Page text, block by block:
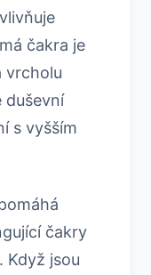
čakra je
vrcholu
duševní
s vyšším
čakry
Když jsou